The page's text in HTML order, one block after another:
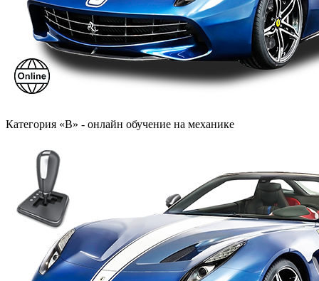
Категория «B» - онлайн обучение на механике